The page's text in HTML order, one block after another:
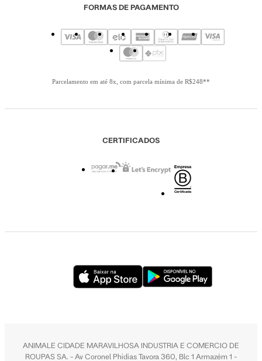
FORMAS DE PAGAMENTO
Parcelamento em até 8x, com parcela mínima de R$248**
CERTIFICADOS
ANIMALE CIDADE MARAVILHOSA INDUSTRIA E COMERCIO DE
ROUPAS SA. - Av Coronel Phidias Tavora 360, Blc 1 Armazém 1 -